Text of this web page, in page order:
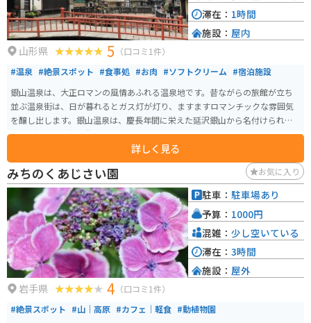
山形県 5 （口コミ1件）
#温泉 #絶景スポット #食事処 #お肉 #ソフトクリーム #宿泊施設
銀山温泉は、大正ロマンの風情あふれる温泉地です。昔ながらの旅館が立ち
並ぶ温泉街は、日が暮れるとガス灯が灯り、ますますロマンチックな雰囲気
を醸し出します。銀山温泉は、慶長年間に栄えた延沢銀山から名付けられま
した。温泉宿が温泉街の中心に通る銀山川の両岸に連なり、ノスタルジック
な街灯に照らされた景色は懐かしさと秘湯感を思わせる雰囲気が人気な観光
スポットです。 この温泉地は、山に囲まれていて、大正末期から昭和初期に
建てられた木造多層の旅館が立ち並んでいます。季節によって様々な表情を
見せることもあり、年間を通して楽しめる観光スポットとして人気がありま
す。温泉以外にも、尾花沢牛やそばなどの地元のグルメも堪能できます。
詳しく見る
滞在： 1時間
施設： 屋内
みちのくあじさい園 お気に入り
岩手県 4 （口コミ1件）
#絶景スポット #山｜高原 #カフェ｜軽食 #動植物園
駐車： 駐車場あり
予算： 1000円
混雑： 少し空いている
滞在： 3時間
施設： 屋外